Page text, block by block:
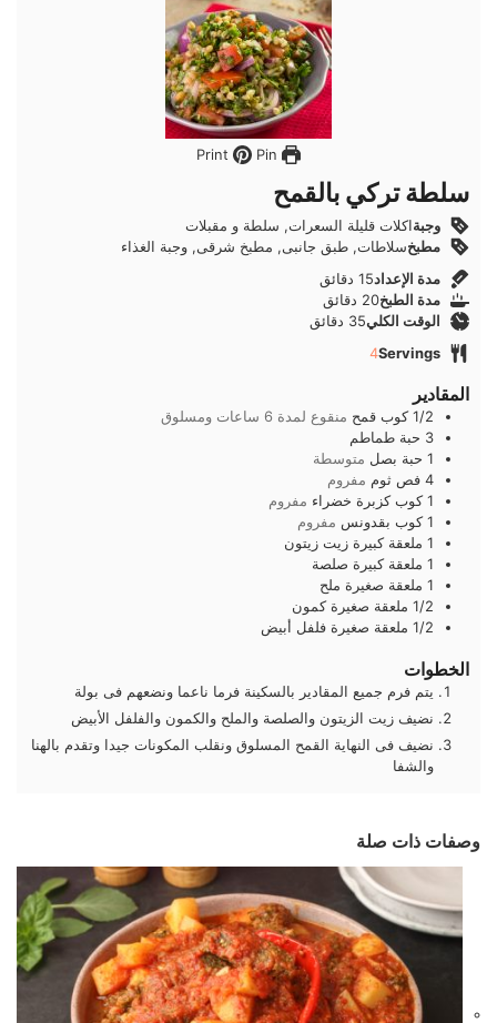
Pin
سلطة تركي بالقمح
وجبةاكلات قليلة السعرات, سلطة و مقبلات
مطبخسلاطات, طبق جانبى, مطبخ شرقى, وجبة الغذاء
مدة الإعداد15دقائق
دقائق
مدة الطبخ20 دقائق
دقائق
الوقت الكلي35 دقائق
دقائق
Servings
4
المقادير
1/2 كوب قمح منقوع لمدة 6 ساعات ومسلوق
3 حبة طماطم
1 حبة بصل متوسطة
4 فص ثوم مفروم
1 كوب كزبرة خضراء مفروم
1 كوب بقدونس مفروم
1 ملعقة كبيرة زيت زيتون
1 ملعقة كبيرة صلصة
1 ملعقة صغيرة ملح
1/2 ملعقة صغيرةكمون
1/2 ملعقة صغيرة فلفل أبيض
الخطوات
يتم فرم جميع المقادير بالسكينة فرما ناعما ونضعهم فى بولة
نضيف زيت الزيتون والصلصة والملح والكمون والفلفل الأبيض
نضيف فى النهاية القمح المسلوق ونقلب المكونات جيدا وتقدم بالهنا
والشفا
وصفات ذات صلة